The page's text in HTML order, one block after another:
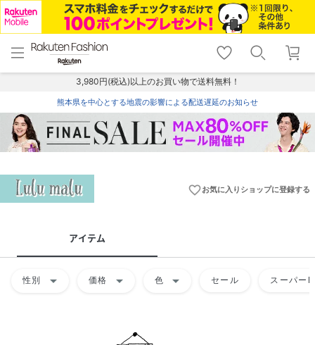
menu home
トップ
shopping_cart lock_outline
ログイン
3,980円(税込)以上のお買い物で送料無料！
熊本県を中心とする地震の影響による配送遅延のお知らせ
favorite_borderお気に入りショップに登録する
アイテム
性別 arrow_drop_down 価格 arrow_drop_down 色 arrow_drop_down セール スーパー